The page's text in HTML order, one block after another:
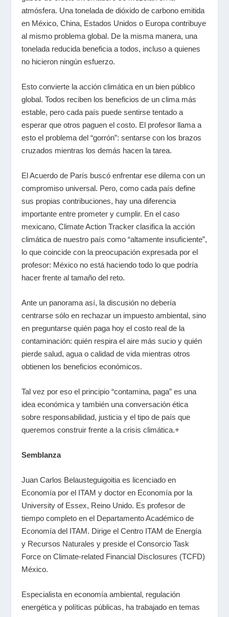
atmósfera. Una tonelada de dióxido de carbono emitida
en México, China, Estados Unidos o Europa contribuye
al mismo problema global. De la misma manera, una
tonelada reducida beneficia a todos, incluso a quienes
no hicieron ningún esfuerzo.
Esto convierte la acción climática en un bien público
global. Todos reciben los beneficios de un clima más
estable, pero cada país puede sentirse tentado a
esperar que otros paguen el costo. El profesor llama a
esto el problema del “gorrón”: sentarse con los brazos
cruzados mientras los demás hacen la tarea.
El Acuerdo de París buscó enfrentar ese dilema con un
compromiso universal. Pero, como cada país define
sus propias contribuciones, hay una diferencia
importante entre prometer y cumplir. En el caso
mexicano, Climate Action Tracker clasifica la acción
climática de nuestro país como “altamente insuficiente”,
lo que coincide con la preocupación expresada por el
profesor: México no está haciendo todo lo que podría
hacer frente al tamaño del reto.
Ante un panorama así, la discusión no debería
centrarse sólo en rechazar un impuesto ambiental, sino
en preguntarse quién paga hoy el costo real de la
contaminación: quién respira el aire más sucio y quién
pierde salud, agua o calidad de vida mientras otros
obtienen los beneficios económicos.
Tal vez por eso el principio “contamina, paga” es una
idea económica y también una conversación ética
sobre responsabilidad, justicia y el tipo de país que
queremos construir frente a la crisis climática.+
Semblanza
Juan Carlos Belausteguigoitia es licenciado en
Economía por el ITAM y doctor en Economía por la
University of Essex, Reino Unido. Es profesor de
tiempo completo en el Departamento Académico de
Economía del ITAM. Dirige el Centro ITAM de Energía
y Recursos Naturales y preside el Consorcio Task
Force on Climate-related Financial Disclosures (TCFD)
México.
Especialista en economía ambiental, regulación
energética y políticas públicas, ha trabajado en temas